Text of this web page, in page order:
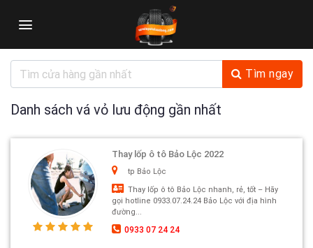
Tìm ngay
Danh sách vá vỏ lưu động gần nhất
Thay lốp ô tô Bảo Lộc 2022
tp Bảo Lộc
Thay lốp ô tô Bảo Lộc nhanh, rẻ, tốt – Hãy
gọi hotline 0933.07.24.24 Bảo Lộc với địa hình
đường...
0933 07 24 24